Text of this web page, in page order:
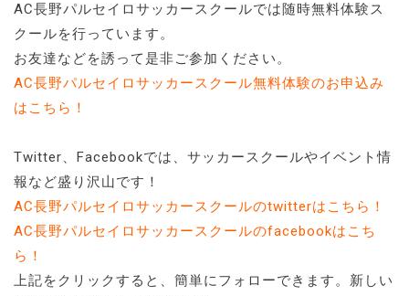
AC長野パルセイロサッカースクールでは随時無料体験ス
クールを行っています。
お友達などを誘って是非ご参加ください。
AC長野パルセイロサッカースクール無料体験のお申込み
はこちら！
Twitter、Facebookでは、サッカースクールやイベント情
報など盛り沢山です！
AC長野パルセイロサッカースクールのtwitterはこちら！
AC長野パルセイロサッカースクールのfacebookはこち
ら！
上記をクリックすると、簡単にフォローできます。新しい